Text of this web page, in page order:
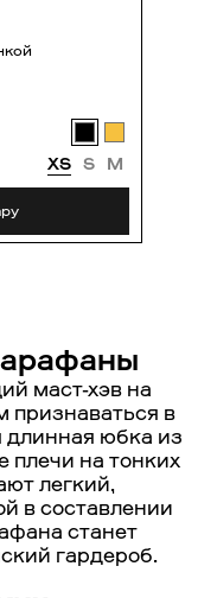
XS S M
маст-хэв на
признаваться в
длинная юбка из
плечи на тонких
легкий,
в составлении
станет
гардероб.